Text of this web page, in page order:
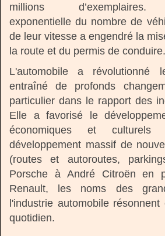
millions d’exemplaires.
exponentielle du nombre de
de leur vitesse a engendré la
la route et du permis de conduire.
L'automobile a
entraîné de profonds
particulier dans le rapport des
Elle a favorisé le
économiques et
développement massif de
(routes et autoroutes,
Porsche à André Citroën en
Renault, les noms des
l'industrie automobile
quotidien.